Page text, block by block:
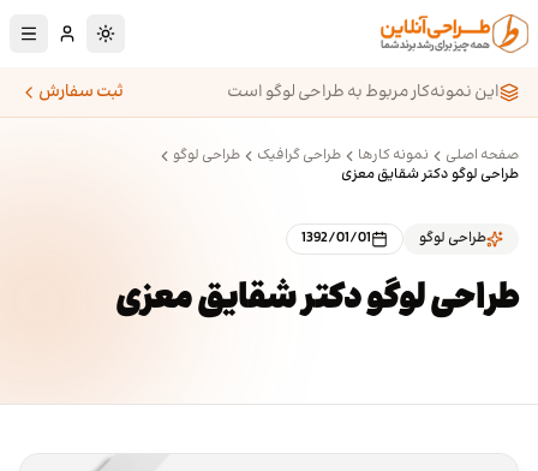
پرش به محتوای اصلی
تغییر به حالت
این نمونه‌کار مربوط به طراحی لوگو است
ثبت سفارش
صفحه اصلی نمونه کارها طراحی گرافیک
طراحی لوگو
طراحی لوگو دکتر شقایق معزی
طراحی لوگو 1392/01/01
طراحی لوگو دکتر شقایق معزی